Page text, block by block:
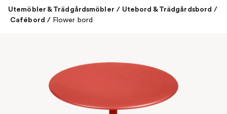
Utemöbler & Trädgårdsmöbler / Utebord & Trädgårdsbord /
Cafébord / Flower bord